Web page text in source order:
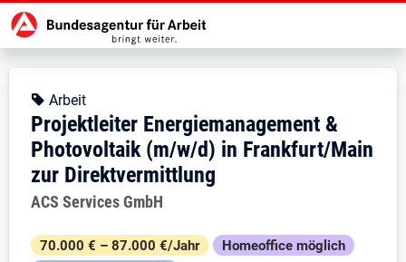
Zur Jobsuche Startseite
Stellendetails zu: Projektleiter
Projektleiter
Projektleiter
Kopfbereich
Angebotsart:
Arbeit
Projektleiter Energiemanagement &
Photovoltaik (m/w/d) in Frankfurt/Main
zur Direktvermittlung
Arbeitgeber:
ACS Services GmbH
Besondere Merkmale
70.000 € – 87.000 €/Jahr
Homeoffice möglich